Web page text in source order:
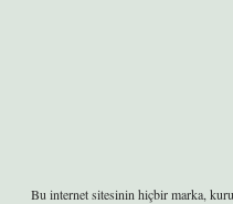
Bu internet sitesinin hiçbir marka,